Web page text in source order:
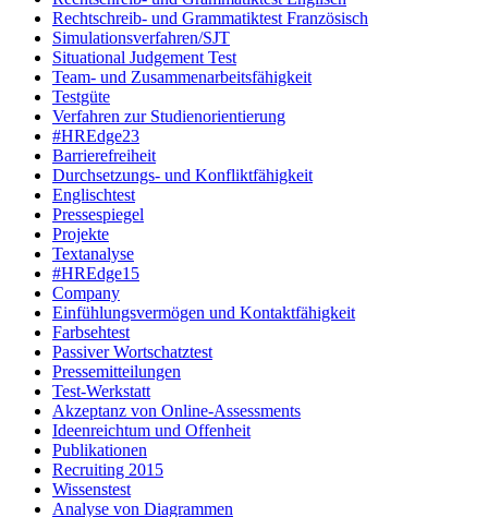
Rechtschreib- und Grammatiktest Französisch
Simulationsverfahren/SJT
Situational Judgement Test
Team- und Zusammenarbeitsfähigkeit
Testgüte
Verfahren zur Studienorientierung
#HREdge23
Barrierefreiheit
Durchsetzungs- und Konfliktfähigkeit
Englischtest
Pressespiegel
Projekte
Textanalyse
#HREdge15
Company
Einfühlungsvermögen und Kontaktfähigkeit
Farbsehtest
Passiver Wortschatztest
Pressemitteilungen
Test-Werkstatt
Akzeptanz von Online-Assessments
Ideenreichtum und Offenheit
Publikationen
Recruiting 2015
Wissenstest
Analyse von Diagrammen